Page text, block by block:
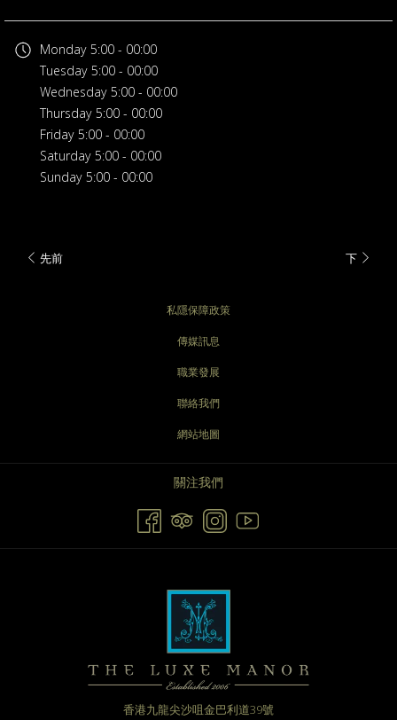
Monday 5:00 - 00:00
Tuesday 5:00 - 00:00
Wednesday 5:00 - 00:00
Thursday 5:00 - 00:00
Friday 5:00 - 00:00
Saturday 5:00 - 00:00
Sunday 5:00 - 00:00
先前 下
私隱保障政策
傳媒訊息
職業發展
聯絡我們
網站地圖
關注我們
香港九龍尖沙咀金巴利道39號